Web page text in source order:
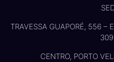
TRAVESSA GUAPORÉ, 556 –
CENTRO, PORTO